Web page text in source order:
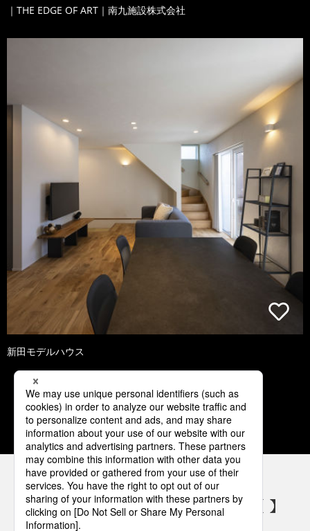
｜THE EDGE OF ART｜南九施設株式会社
新田モデルハウス
1 2 3 4 5
パナソニックの電気設備 SNSアカウント